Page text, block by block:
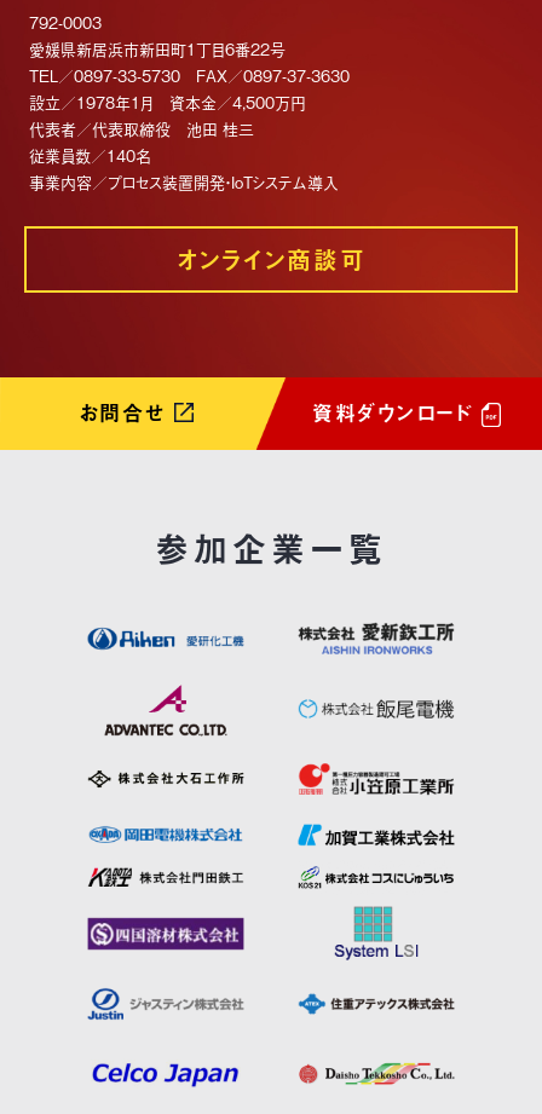
792-0003
愛媛県新居浜市新田町1丁目6番22号
TEL／0897-33-5730 FAX／0897-37-3630
設立／1978年1月 資本金／4,500万円
代表者／代表取締役 池田 桂三
従業員数／140名
事業内容／プロセス装置開発・IoTシステム導入
オンライン商談可
お問合せ 資料ダウンロード
参加企業一覧